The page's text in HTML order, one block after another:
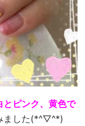
とピンク、黄色で
ました(*^▽^*)